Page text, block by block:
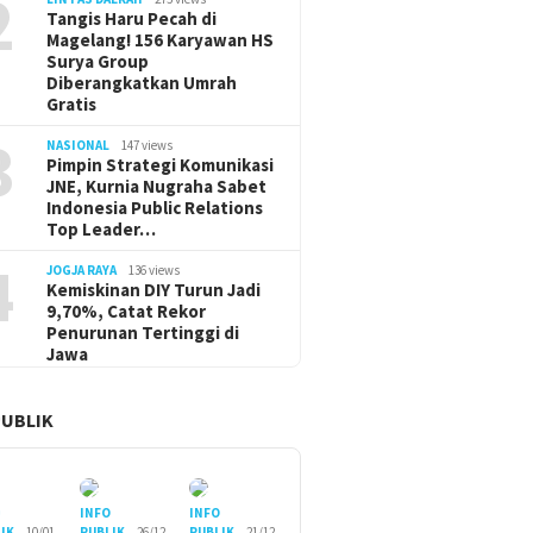
Tangis Haru Pecah di
Magelang! 156 Karyawan HS
Surya Group
Diberangkatkan Umrah
Gratis
NASIONAL 147 views
Pimpin Strategi Komunikasi
JNE, Kurnia Nugraha Sabet
Indonesia Public Relations
Top Leader…
JOGJA RAYA 136 views
Kemiskinan DIY Turun Jadi
9,70%, Catat Rekor
Penurunan Tertinggi di
Jawa
INFO
INFO